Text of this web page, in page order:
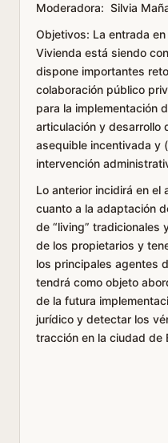
Moderadora: Silvia
Objetivos: La entrada
Vivienda está siendo
dispone importantes
colaboración público
para la implementación
articulación y desarrollo
asequible incentivada y
intervención
Lo anterior incidirá en el
cuanto a la adaptación
de “living” tradicionales
de los propietarios y
los principales agentes
tendrá como objeto
de la futura
jurídico y detectar los
tracción en la ciudad de